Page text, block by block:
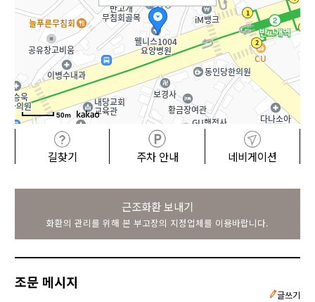
50m
길찾기 주차 안내 네비게이션
근조화환 보내기
화환의 관리를 위해 본 부고장의 지정업체를 이용바랍니다.
조문 메시지
글쓰기